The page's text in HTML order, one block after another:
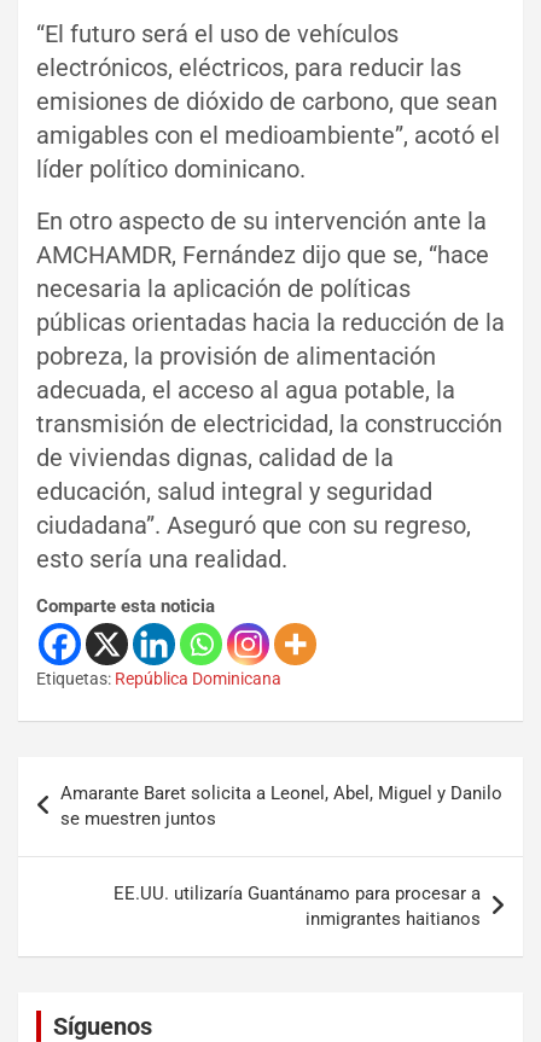
“El futuro será el uso de vehículos
electrónicos, eléctricos, para reducir las
emisiones de dióxido de carbono, que sean
amigables con el medioambiente”, acotó el
líder político dominicano.
En otro aspecto de su intervención ante la
AMCHAMDR, Fernández dijo que se, “hace
necesaria la aplicación de políticas
públicas orientadas hacia la reducción de la
pobreza, la provisión de alimentación
adecuada, el acceso al agua potable, la
transmisión de electricidad, la construcción
de viviendas dignas, calidad de la
educación, salud integral y seguridad
ciudadana”. Aseguró que con su regreso,
esto sería una realidad.
Comparte esta noticia
Etiquetas: República Dominicana
Amarante Baret solicita a Leonel, Abel, Miguel y Danilo
se muestren juntos
EE.UU. utilizaría Guantánamo para procesar a
inmigrantes haitianos
Síguenos